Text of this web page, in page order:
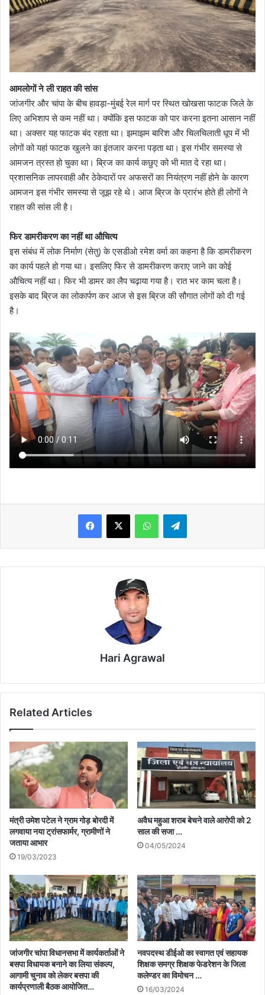
आमलोगों ने ली राहत की सांस
जांजगीर और चांपा के बीच हावड़ा-मुंबई रेल मार्ग पर स्थित खोखसा फाटक जिले के
लिए अभिशाप से कम नहीं था। क्योंकि इस फाटक को पार करना इतना आसान नहीं
था। अक्सर यह फाटक बंद रहता था। झमाझम बारिश और चिलचिलाती धूप में भी
लोगों को यहां फाटक खुलने का इंतजार करना पड़ता था। इस गंभीर समस्या से
आमजन त्रस्त हो चुका था। ब्रिज का कार्य कछुए को भी मात दे रहा था।
प्रशासनिक लापरवाही और ठेकेदारों पर अफसरों का नियंत्रण नहीं होने के कारण
आमजन इस गंभीर समस्या से जूझ रहे थे। आज ब्रिज के प्रारंभ होते ही लोगों ने
राहत की सांस ली है।
फिर डामरीकरण का नहीं था औचित्य
इस संबंध में लोक निर्माण (सेतु) के एसडीओ रमेश वर्मा का कहना है कि डामरीकरण
का कार्य पहले हो गया था। इसलिए फिर से डामरीकरण कराए जाने का कोई
औचित्य नहीं था। फिर भी डामर का लैप चढ़ाया गया है। रात भर काम चला है।
इसके बाद ब्रिज का लोकार्पण कर आज से इस ब्रिज की सौगात लोगों को दी गई
है।
WhatsAppTelegram
Hari Agrawal
Related Articles
मंत्री उमेश पटेल ने ग्राम गोड़ बोरदी में
लगवाया नया ट्रांसफार्मर, ग्रामीणों ने
जताया आभार
19/03/2023
अवैध महुआ शराब बेचने वाले आरोपी को 2
साल की सजा …
04/05/2024
जांजगीर चांपा विधानसभा में कार्यकर्ताओं ने
बसपा विधायक बनाने का लिया संकल्प,
आगामी चुनाव को लेकर बसपा की
कार्यप्रणाली बैठक आयोजित…
नवपदस्थ डीईओ का स्वागत एवं सहायक
शिक्षक समग्र शिक्षक फेडरेशन के जिला
कलेण्डर का विमोचन …
16/03/2024